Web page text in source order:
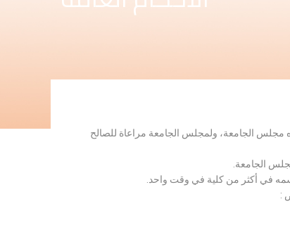
مجلس الجامعة، ولمجلس الجامعة مراعاة للصالح
الجامعة.
اسمه في أكثر من كلية في وقت واحد.
: